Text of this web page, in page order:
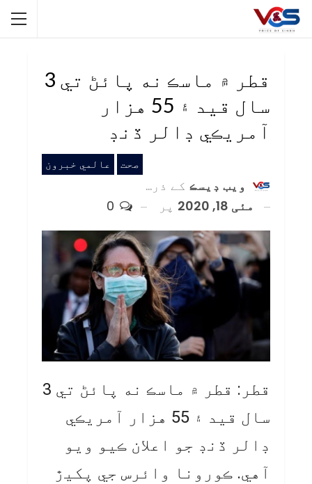
قطر ۾ ماسڪ نه پائڻ تي 3
سال قيد ۽ 55 هزار
آمريڪي ڊالر ڏنڊ
صحت عالمي خبرون
ويب ڊيسڪ کے ذریعہ
مئی 18, 2020
پر
قطر: قطر ۾ ماسڪ نه پائڻ تي 3
سال قيد ۽ 55 هزار آمريڪي
ڊالر ڏنڊ جو اعلان ڪيو ويو
آهي. ڪورونا وائرس جي پکيڙ